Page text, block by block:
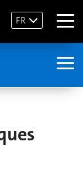
FR